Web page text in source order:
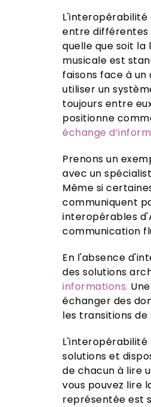
L'interopérabilité
entre différentes
quelle que soit
musicale est
faisons face à
utiliser un
toujours entre
positionne
échange
Prenons un
avec un
Même si
communiquent
interopérables
communication
En l'absence
des solutions
informations.
échanger des
les transitions de
solutions et
de chacun à lire
vous pouvez lire
représentée est